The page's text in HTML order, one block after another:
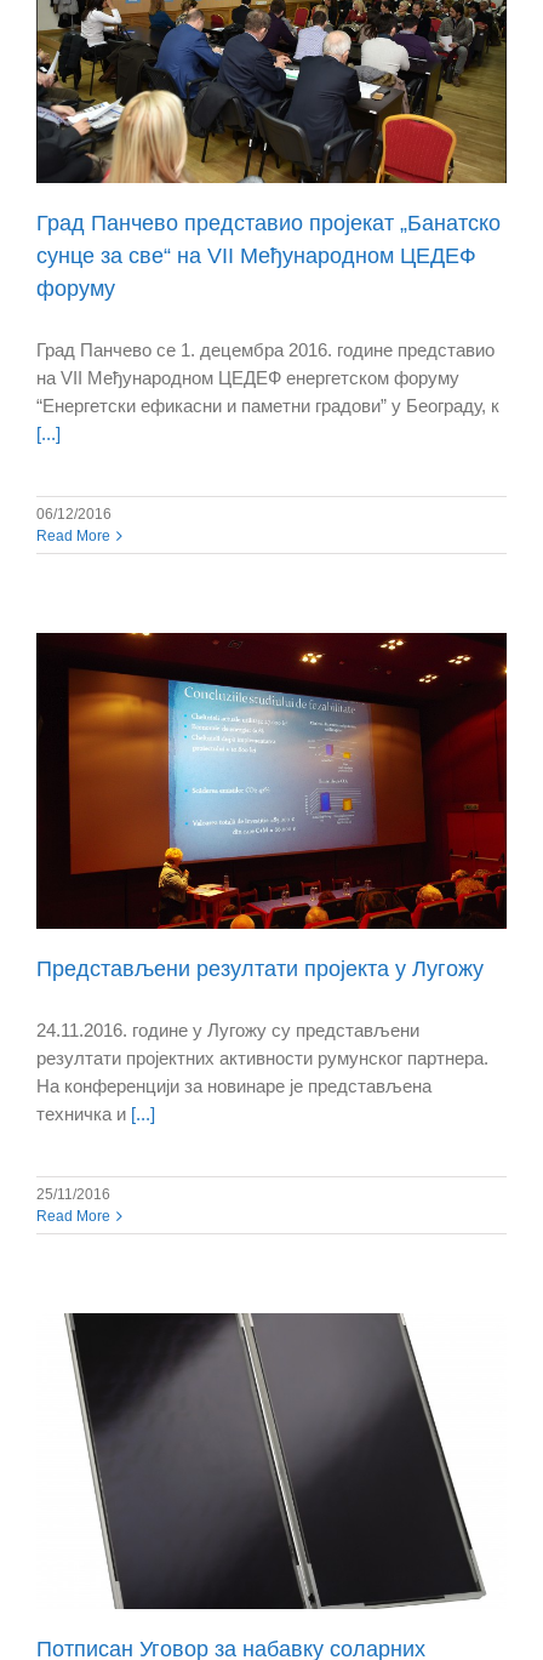
Град Панчево представио пројекат „Банатско
сунце за све“ на VII Међународном ЦЕДЕФ
форуму
Град Панчево се 1. децембра 2016. године представио
на VII Међународном ЦЕДЕФ енергетском форуму
“Енергетски ефикасни и паметни градови” у Београду, к
[...]
06/12/2016
Read More
Представљени резултати пројекта у Лугожу
24.11.2016. године у Лугожу су представљени
резултати пројектних активности румунског партнера.
На конференцији за новинаре је представљена
техничка и [...]
25/11/2016
Read More
Потписан Уговор за набавку соларних